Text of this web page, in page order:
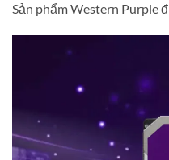
Sản phẩm Western Purple